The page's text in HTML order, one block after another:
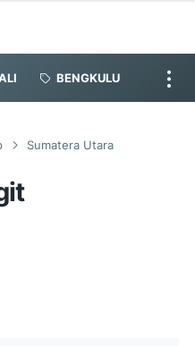
BENGKULU
Sumatera Utara